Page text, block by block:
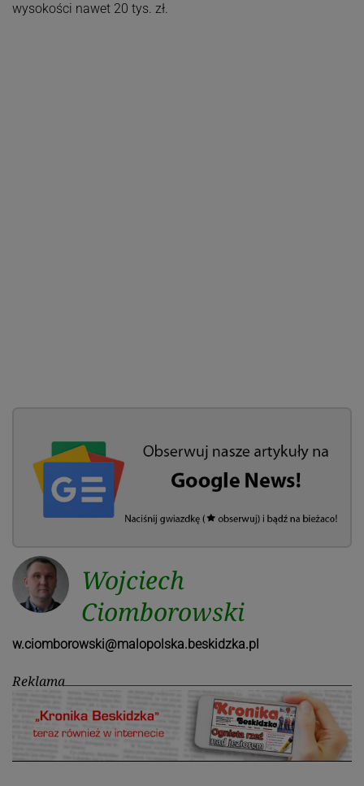
wysokości nawet 20 tys. zł.
Wojciech
Ciomborowski
w.ciomborowski@malopolska.beskidzka.pl
Reklama